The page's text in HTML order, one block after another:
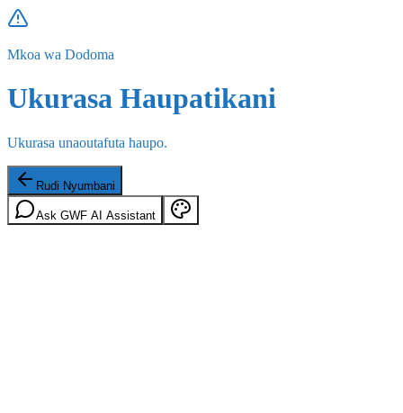
Mkoa wa Dodoma
Ukurasa Haupatikani
Ukurasa unaoutafuta haupo.
Rudi Nyumbani
Ask GWF AI Assistant